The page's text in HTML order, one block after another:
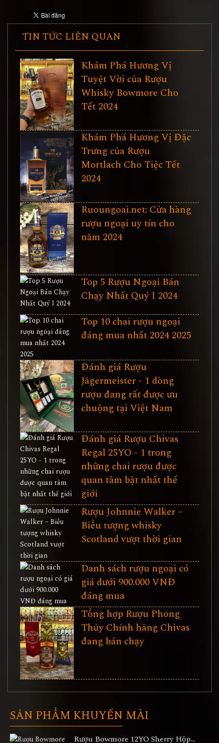
TIN TỨC LIÊN QUAN
Khám Phá Hương Vị
Tuyệt Vời của Rượu
Whisky Bowmore Cho
Tết 2024
Khám Phá Hương Vị Đặc
Trưng của Rượu
Mortlach Cho Tiệc Tết
2024
Ruoungoai.net: Cửa hàng
rượu ngoại uy tín cho
năm 2024
Top 5 Rượu Ngoại Bán
Chạy Nhất Quý I 2024
Top 10 chai rượu ngoại
đáng mua nhất 2024 2025
Đánh giá Rượu
Jägermeister - 1 dòng
rượu đang rất được ưu
chuộng tại Việt Nam
Đánh giá Rượu Chivas
Regal 25YO - 1 trong
những chai rượu được
quan tâm bật nhất thế
giới
Rượu Johnnie Walker –
Biểu tượng whisky
Scotland vượt thời gian
Danh sách rượu ngoại có
giá dưới 900.000 VNĐ
đáng mua
Tổng hợp Rượu Phong
Thủy Chính hãng Chivas
đang bán chạy
SẢN PHẨM KHUYẾN MÃI
Rượu Bowmore 12YO Sherry Hộp...